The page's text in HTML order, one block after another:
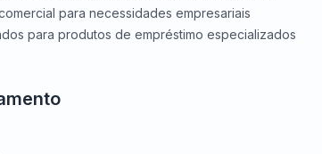
para necessidades empresariais
para produtos de empréstimo especializados